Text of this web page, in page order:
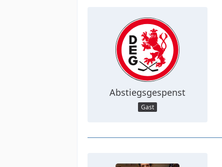
Abstiegsgespenst
Gast